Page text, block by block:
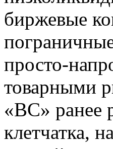
биржевые
просто-
товарными
«ВС» ранее
клетчатка,